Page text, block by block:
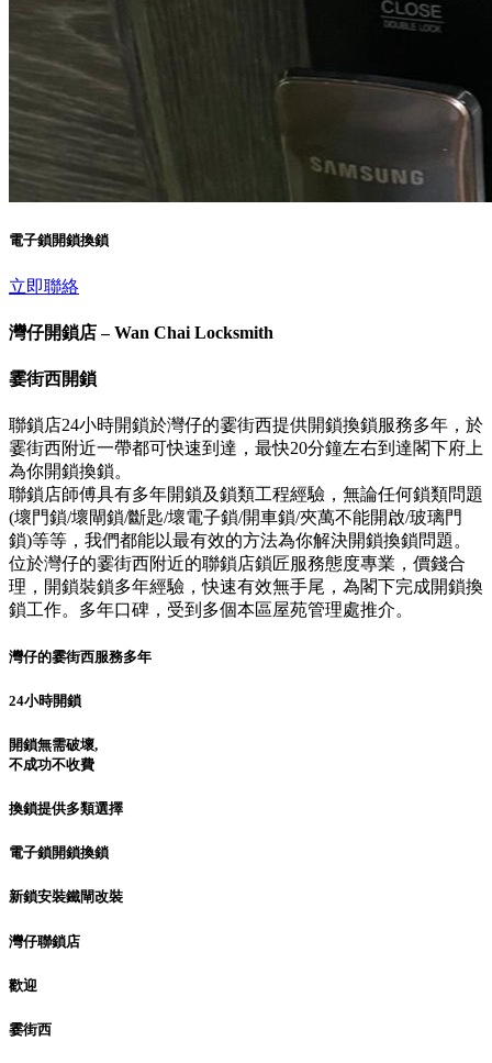
電子鎖開鎖換鎖
立即聯絡
灣仔開鎖店 – Wan Chai Locksmith
霎街西開鎖
聯鎖店24小時開鎖於灣仔的霎街西提供開鎖換鎖服務多年，於
霎街西附近一帶都可快速到達，最快20分鐘左右到達閣下府上
為你開鎖換鎖。
聯鎖店師傅具有多年開鎖及鎖類工程經驗，無論任何鎖類問題
(壞門鎖/壞閘鎖/斷匙/壞電子鎖/開車鎖/夾萬不能開啟/玻璃門
鎖)等等，我們都能以最有效的方法為你解決開鎖換鎖問題。
位於灣仔的霎街西附近的聯鎖店鎖匠服務態度專業，價錢合
理，開鎖裝鎖多年經驗，快速有效無手尾，為閣下完成開鎖換
鎖工作。多年口碑，受到多個本區屋苑管理處推介。
灣仔的霎街西服務多年
24小時開鎖
開鎖無需破壞,
不成功不收費
換鎖提供多類選擇
電子鎖開鎖換鎖
新鎖安裝鐵閘改裝
灣仔聯鎖店
歡迎
霎街西